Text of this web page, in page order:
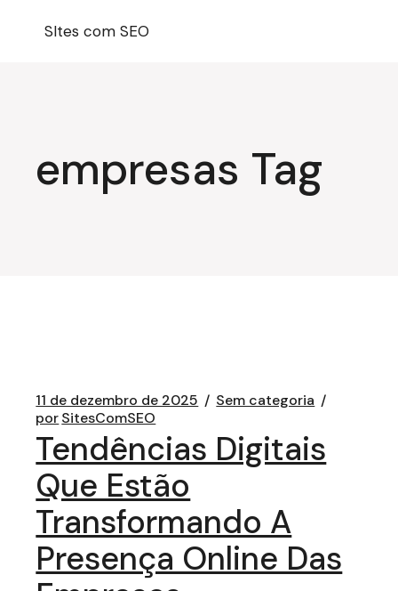
SItes com SEO
empresas Tag
11 de dezembro de 2025
Sem categoria
porSitesComSEO
Tendências Digitais
Que Estão
Transformando A
Presença Online Das